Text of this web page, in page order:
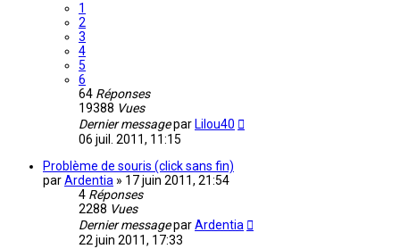
1
2
3
4
5
6
64 Réponses
19388 Vues
Dernier messagepar Lilou40
06 juil. 2011, 11:15
Problème de souris (click sans fin)
parArdentia » 17 juin 2011, 21:54
4 Réponses
2288 Vues
Dernier messageparArdentia
22 juin 2011, 17:33